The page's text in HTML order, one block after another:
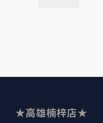
★高雄楠梓店★